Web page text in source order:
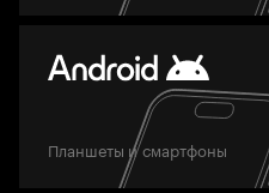
Планшеты и смартфоны